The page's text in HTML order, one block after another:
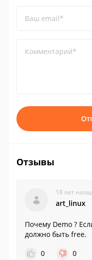
Ваш email*
Комментарий*
Отзывы
18 лет
art_linux
Почему Demo ?
должно быть free.
0
0